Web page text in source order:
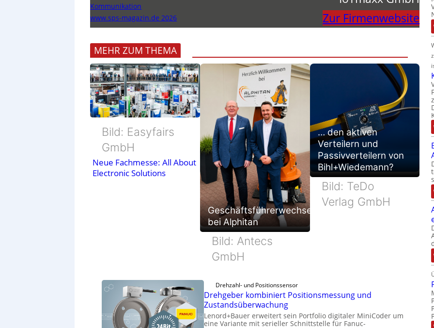
Kommunikation
www.sps-magazin.de 2026
Zur Firmenwebsite
MEHR ZUM THEMA
Bild: Easyfairs
GmbH
Neue Fachmesse: All About
Electronic Solutions
Geschäftsführerwechsel
bei Alphitan
Bild: Antecs
GmbH
… den aktiven
Verteilern und
Passivverteilern von
Bihl+Wiedemann?
Bild: TeDo
Verlag GmbH
Drehzahl- und Positionssensor
Drehgeber kombiniert Positionsmessung und
Zustandsüberwachung
Lenord+Bauer erweitert sein Portfolio digitaler MiniCoder um
eine Variante mit serieller Schnittstelle für Fanuc-